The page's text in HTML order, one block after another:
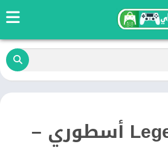
لعبة Legendary أسطوري –